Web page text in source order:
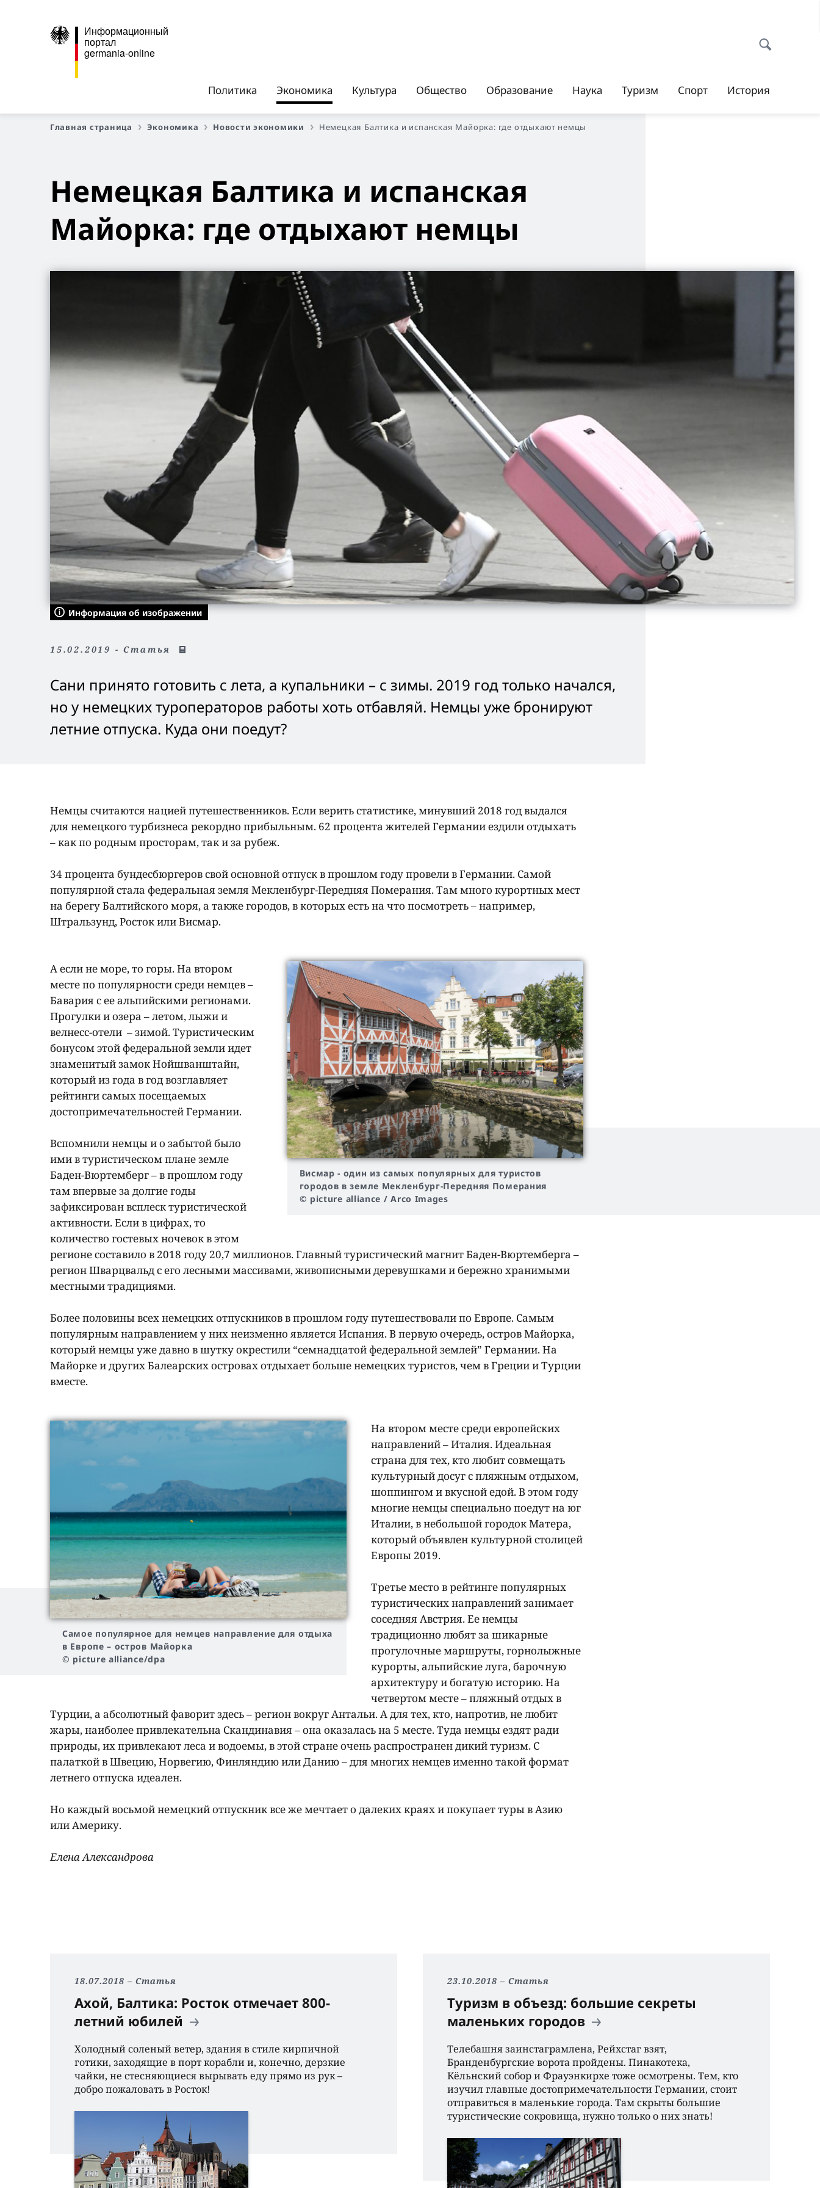
Информационный
портал
germania-online
Политика Экономика Культура Общество Образование Наука Туризм Спорт История
Главная страница Экономика Новости экономики Немецкая Балтика и испанская Майорка: где отдыхают немцы
Немецкая Балтика и испанская
Майорка: где отдыхают немцы
Информация об изображении
15.02.2019 - Статья
Сани принято готовить с лета, а купальники – с зимы. 2019 год только начался,
но у немецких туроператоров работы хоть отбавляй. Немцы уже бронируют
летние отпуска. Куда они поедут?
Немцы считаются нацией путешественников. Если верить статистике, минувший 2018 год выдался
для немецкого турбизнеса рекордно прибыльным. 62 процента жителей Германии ездили отдыхать
– как по родным просторам, так и за рубеж.
34 процента бундесбюргеров свой основной отпуск в прошлом году провели в Германии. Самой
популярной стала федеральная земля Мекленбург-Передняя Померания. Там много курортных мест
на берегу Балтийского моря, а также городов, в которых есть на что посмотреть – например,
Штральзунд, Росток или Висмар.
Висмар - один из самых популярных для туристов
городов в земле Мекленбург-Передняя Померания
© picture alliance / Arco Images
А если не море, то горы. На втором
месте по популярности среди немцев –
Бавария с ее альпийскими регионами.
Прогулки и озера – летом, лыжи и
велнесс-отели – зимой. Туристическим
бонусом этой федеральной земли идет
знаменитый замок Нойшванштайн,
который из года в год возглавляет
рейтинги самых посещаемых
достопримечательностей Германии.
Вспомнили немцы и о забытой было
ими в туристическом плане земле
Баден-Вюртемберг – в прошлом году
там впервые за долгие годы
зафиксирован всплеск туристической
активности. Если в цифрах, то
количество гостевых ночевок в этом
регионе составило в 2018 году 20,7 миллионов. Главный туристический магнит Баден-Вюртемберга –
регион Шварцвальд с его лесными массивами, живописными деревушками и бережно хранимыми
местными традициями.
Более половины всех немецких отпускников в прошлом году путешествовали по Европе. Самым
популярным направлением у них неизменно является Испания. В первую очередь, остров Майорка,
который немцы уже давно в шутку окрестили “семнадцатой федеральной землей” Германии. На
Майорке и других Балеарских островах отдыхает больше немецких туристов, чем в Греции и Турции
вместе.
Самое популярное для немцев направление для отдыха
в Европе – остров Майорка
© picture alliance/dpa
На втором месте среди европейских
направлений – Италия. Идеальная
страна для тех, кто любит совмещать
культурный досуг с пляжным отдыхом,
шоппингом и вкусной едой. В этом году
многие немцы специально поедут на юг
Италии, в небольшой городок Матера,
который объявлен культурной столицей
Европы 2019.
Третье место в рейтинге популярных
туристических направлений занимает
соседняя Австрия. Ее немцы
традиционно любят за шикарные
прогулочные маршруты, горнолыжные
курорты, альпийские луга, барочную
архитектуру и богатую историю. На
четвертом месте – пляжный отдых в
Турции, а абсолютный фаворит здесь – регион вокруг Антальи. А для тех, кто, напротив, не любит
жары, наиболее привлекательна Скандинавия – она оказалась на 5 месте. Туда немцы ездят ради
природы, их привлекают леса и водоемы, в этой стране очень распространен дикий туризм. С
палаткой в Швецию, Норвегию, Финляндию или Данию – для многих немцев именно такой формат
летнего отпуска идеален.
Но каждый восьмой немецкий отпускник все же мечтает о далеких краях и покупает туры в Азию
или Америку.
Елена Александрова
18.07.2018 Статья
Ахой, Балтика: Росток отмечает 800-
летний юбилей
Холодный соленый ветер, здания в стиле кирпичной
готики, заходящие в порт корабли и, конечно, дерзкие
чайки, не стесняющиеся вырывать еду прямо из рук –
добро пожаловать в Росток!
23.10.2018 Статья
Туризм в объезд: большие секреты
маленьких городов
Телебашня заинстаграмлена, Рейхстаг взят,
Бранденбургские ворота пройдены. Пинакотека,
Кёльнский собор и Фрауэнкирхе тоже осмотрены. Тем, кто
изучил главные достопримечательности Германии, стоит
отправиться в маленькие города. Там скрыты большие
туристические сокровища, нужно только о них знать!